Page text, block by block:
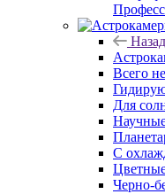
Назад
Всего
Для
С
Черно-